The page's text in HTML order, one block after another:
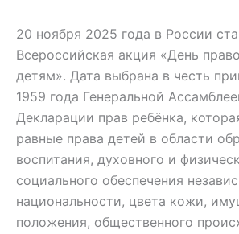
20 ноября 2025 года в России
Всероссийская акция «День
детям». Дата выбрана в честь
1959 года Генеральной
Декларации прав ребёнка,
равные права детей в области
воспитания, духовного и
социального обеспечения
национальности, цвета кожи,
положения, общественного